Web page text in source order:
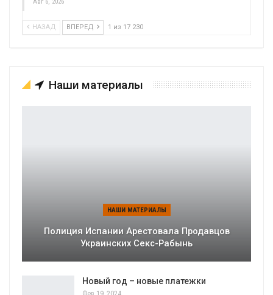
НАЗАД ВПЕРЕД 1 из 17 230
Наши материалы
НАШИ МАТЕРИАЛЫ
Полиция Испании Арестовала Продавцов
Украинских Секс-Рабынь
Новый год – новые платежки